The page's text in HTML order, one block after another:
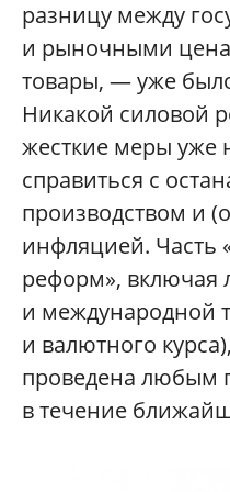
разницу между
и рыночными
товары, — уже
Никакой силовой
жесткие меры уже
справиться с
производством и
инфляцией. Часть
реформ», включая
и международной
и валютного
проведена любым
в течение